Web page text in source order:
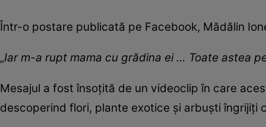
Într-o postare publicată pe Facebook, Mădălin
„Iar m-a rupt mama cu grădina ei … Toate astea
Mesajul a fost însoțită de un videoclip în care
descoperind flori, plante exotice și arbuști îngrijiți